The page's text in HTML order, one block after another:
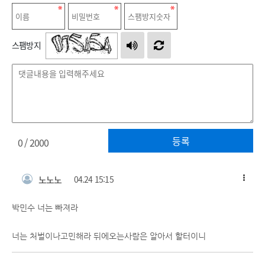
스팸방지
등록
0/ 2000
노노노 04.24 15:15
박민수 너는 빠져라
너는 처벌이나고민해라 뒤에오는사람은 알아서 할터이니